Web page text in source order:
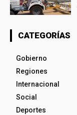
CATEGORÍAS
Gobierno
Regiones
Internacional
Social
Deportes